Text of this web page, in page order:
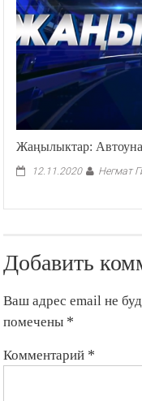
Жаңылыктар:
12.11.2020 Негмат
Добавить
Ваш адрес email не
помечены *
Комментарий *